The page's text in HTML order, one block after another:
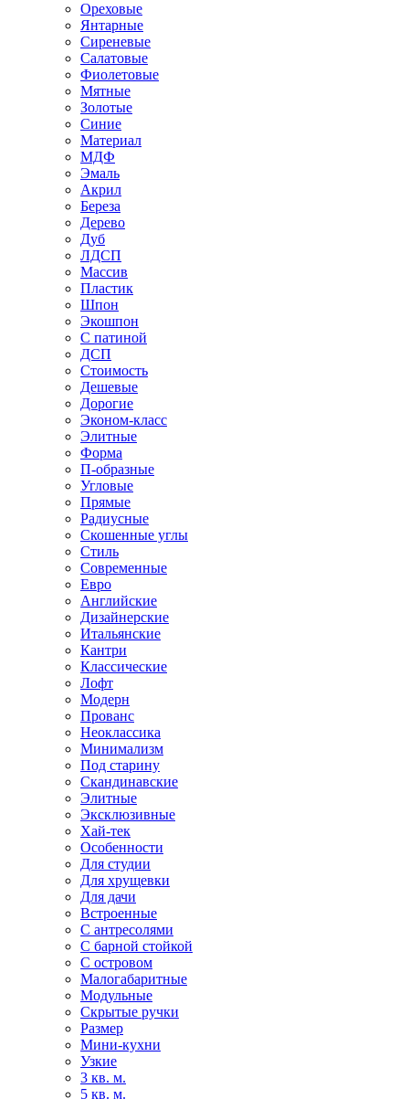
Ореховые
Янтарные
Сиреневые
Салатовые
Фиолетовые
Мятные
Золотые
Синие
Материал
МДФ
Эмаль
Акрил
Береза
Дерево
Дуб
ЛДСП
Массив
Пластик
Шпон
Экошпон
С патиной
ДСП
Стоимость
Дешевые
Дорогие
Эконом-класс
Элитные
Форма
П-образные
Угловые
Прямые
Радиусные
Скошенные углы
Стиль
Современные
Евро
Английские
Дизайнерские
Итальянские
Кантри
Классические
Лофт
Модерн
Прованс
Неоклассика
Минимализм
Под старину
Скандинавские
Элитные
Эксклюзивные
Хай-тек
Особенности
Для студии
Для хрущевки
Для дачи
Встроенные
С антресолями
С барной стойкой
С островом
Малогабаритные
Модульные
Скрытые ручки
Размер
Мини-кухни
Узкие
3 кв. м.
5 кв. м.